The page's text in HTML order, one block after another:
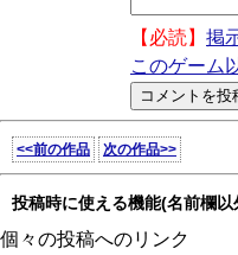
【必読】 掲
このゲーム
<<前の作品 次の作品>>
投稿時に使える機能(名前欄以
個々の投稿へのリンク